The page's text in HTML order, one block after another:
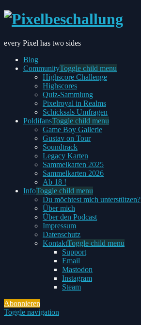
every Pixel has two sides
Blog
CommunityToggle child menu
Highscore Challenge
Highscores
Quiz-Sammlung
Pixelroyal in Realms
Schicksals Umfragen
PoldifansToggle child menu
Game Boy Gallerie
Gustav on Tour
Soundtrack
Legacy Karten
Sammelkarten 2025
Sammelkarten 2026
Ab 18 !
InfoToggle child menu
Du möchtest mich unterstützen?
Über mich
Über den Podcast
Impressum
Datenschutz
KontaktToggle child menu
Support
Email
Mastodon
Instagram
Steam
Abonnieren
Toggle navigation